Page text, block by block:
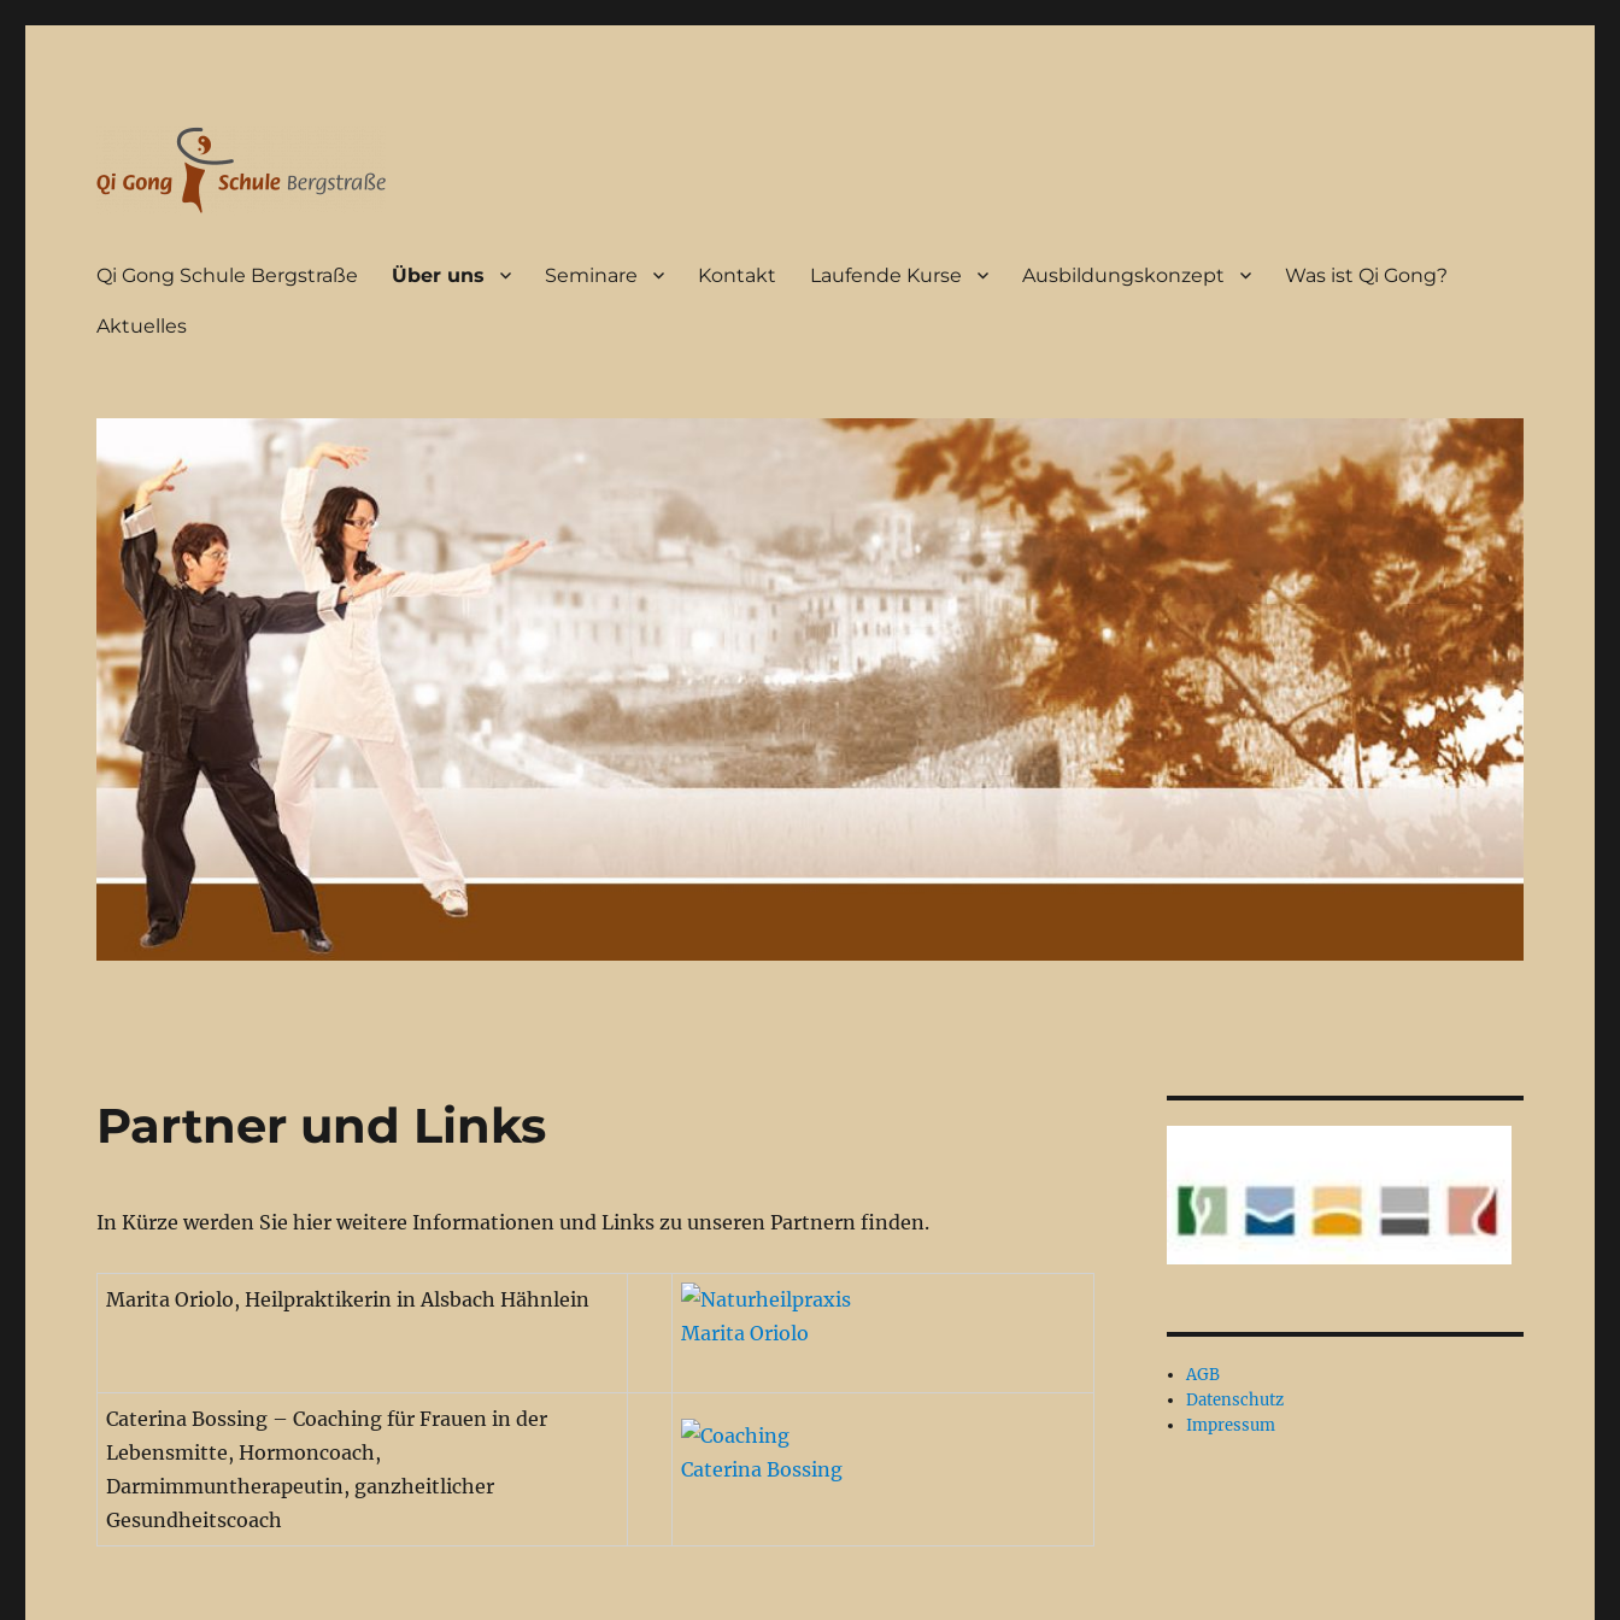
Qi Gong Schule Bergstraße Über uns Seminare Kontakt Laufende Kurse Ausbildungskonzept Was ist Qi Gong?
Aktuelles
Partner und Links
In Kürze werden Sie hier weitere Informationen und Links zu unseren Partnern finden.
Marita Oriolo, Heilpraktikerin in Alsbach Hähnlein
Caterina Bossing – Coaching für Frauen in der
Lebensmitte, Hormoncoach,
Darmimmuntherapeutin, ganzheitlicher
Gesundheitscoach
AGB
Datenschutz
Impressum